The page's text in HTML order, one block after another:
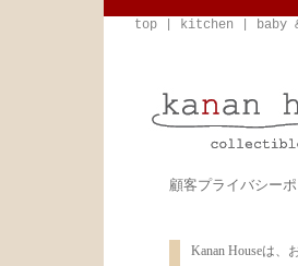
top| kitchen baby
顧客プライバシー
Kanan Houseは